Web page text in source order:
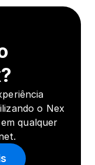
o Nex
qualquer